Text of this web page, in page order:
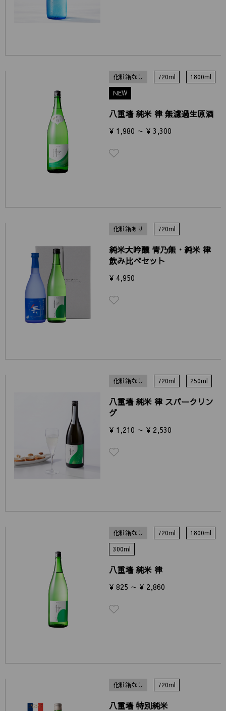
化粧箱なし 720ml
1800ml
NEW
八重墻 純米 律 無濾過生原酒
¥ 1,980 ～ ¥ 3,300
化粧箱あり 720ml
純米大吟醸 青乃無・純米 律
飲み比べセット
¥ 4,950
化粧箱なし 720ml 250ml
八重墻 純米 律 スパークリン
グ
¥ 1,210 ～ ¥ 2,530
化粧箱なし 720ml
1800ml
300ml
八重墻 純米 律
¥ 825 ～ ¥ 2,860
化粧箱なし 720ml
八重墻 特別純米